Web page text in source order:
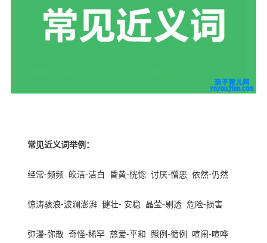
常见近义词举例：
经常-频频 皎洁-洁白 昏黄-恍惚 讨厌-憎恶 依然-仍然
惊涛骇浪-波澜澎湃 健壮- 安稳 晶莹-剔透 危险-损害
弥漫-弥散 奇怪-稀罕 慈爱-平和 照例-循例 喧闹-喧哗